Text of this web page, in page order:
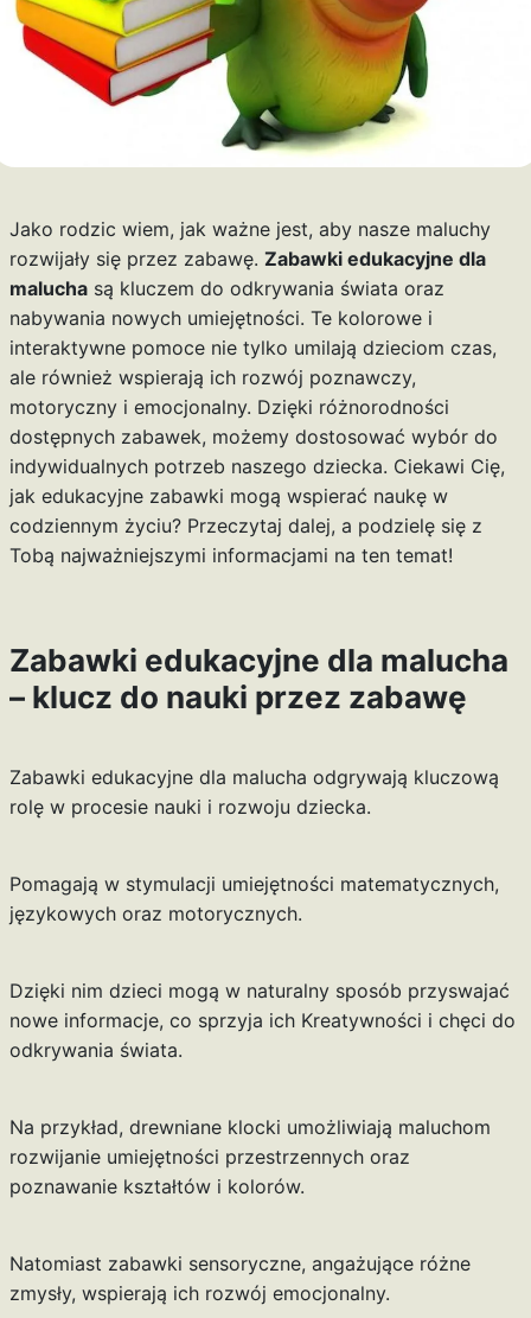
Jako rodzic wiem, jak ważne jest, aby nasze maluchy
rozwijały się przez zabawę. Zabawki edukacyjne dla
maluchasą kluczem do odkrywania świata oraz
nabywania nowych umiejętności. Te kolorowe i
interaktywne pomoce nie tylko umilają dzieciom czas,
ale również wspierają ich rozwój poznawczy,
motoryczny i emocjonalny. Dzięki różnorodności
dostępnych zabawek, możemy dostosować wybór do
indywidualnych potrzeb naszego dziecka. Ciekawi Cię,
jak edukacyjne zabawki mogą wspierać naukę w
codziennym życiu? Przeczytaj dalej, a podzielę się z
Tobą najważniejszymi informacjami na ten temat!
Zabawki edukacyjne dla malucha
– klucz do nauki przez zabawę
Zabawki edukacyjne dla malucha odgrywają kluczową
rolę w procesie nauki i rozwoju dziecka.
Pomagają w stymulacji umiejętności matematycznych,
językowych oraz motorycznych.
Dzięki nim dzieci mogą w naturalny sposób przyswajać
nowe informacje, co sprzyja ich Kreatywności i chęci do
odkrywania świata.
Na przykład, drewniane klocki umożliwiają maluchom
rozwijanie umiejętności przestrzennych oraz
poznawanie kształtów i kolorów.
Natomiast zabawki sensoryczne, angażujące różne
zmysły, wspierają ich rozwój emocjonalny.